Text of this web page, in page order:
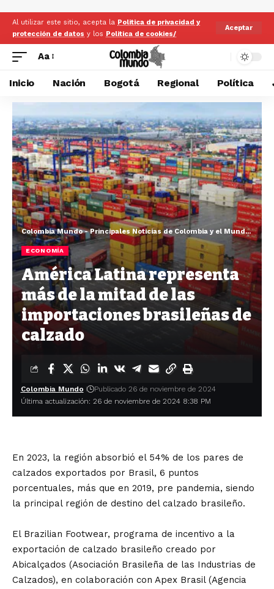
Al utilizar este sitio, acepta la Politica de privacidad y
protección de datos y los Politica de cookies/
Aceptar
Aa
Inicio Nación Bogotá Regional Política
Colombia Mundo - Principales Noticias de Colombia y el Mundo Hoy
ECONOMÍA
América Latina representa
más de la mitad de las
importaciones brasileñas de
calzado
Última actualización: 26 de noviembre de 2024 8:38 PM
Colombia Mundo Publicado 26 de noviembre de 2024
En 2023, la región absorbió el 54% de los pares de
calzados exportados por Brasil, 6 puntos
porcentuales, más que en 2019, pre pandemia, siendo
la principal región de destino del calzado brasileño.
El Brazilian Footwear, programa de incentivo a la
exportación de calzado brasileño creado por
Abicalçados (Asociación Brasileña de las Industrias de
Calzados), en colaboración con Apex Brasil (Agencia